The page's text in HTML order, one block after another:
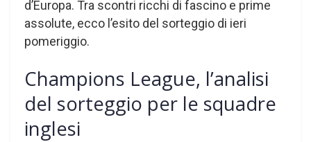
d’Europa. Tra scontri ricchi di fascino e prime
assolute, ecco l’esito del sorteggio di ieri
pomeriggio.
Champions League, l’analisi
del sorteggio per le squadre
inglesi